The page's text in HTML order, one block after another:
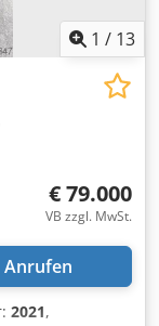
1 / 13
€ 79.000
VB zzgl. MwSt.
Anrufen
2021,